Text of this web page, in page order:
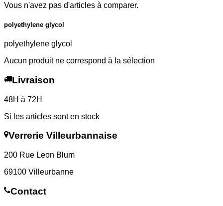
Vous n'avez pas d'articles à comparer.
polyethylene glycol
polyethylene glycol
Aucun produit ne correspond à la sélection
Livraison
48H à 72H
Si les articles sont en stock
Verrerie Villeurbannaise
200 Rue Leon Blum
69100 Villeurbanne
Contact